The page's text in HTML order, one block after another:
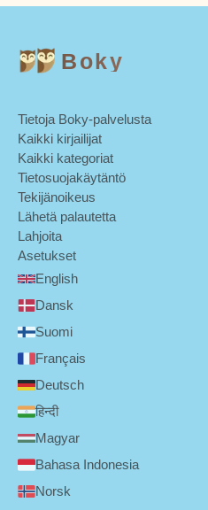
Boky
Tietoja Boky-palvelusta
Kaikki kirjailijat
Kaikki kategoriat
Tietosuojakäytäntö
Tekijänoikeus
Lähetä palautetta
Lahjoita
Asetukset
English
Dansk
Suomi
Français
Deutsch
हिन्दी
Magyar
Bahasa Indonesia
Norsk